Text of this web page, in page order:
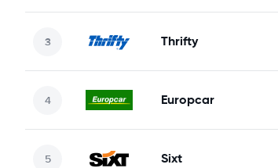
Thrifty
Europcar
Sixt